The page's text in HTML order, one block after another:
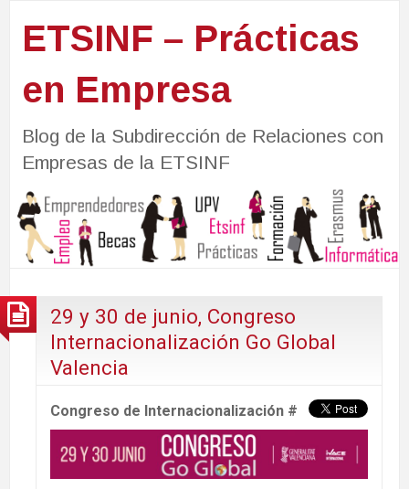
ETSINF – Prácticas
en Empresa
Blog de la Subdirección de Relaciones con
Empresas de la ETSINF
29 y 30 de junio, Congreso
Internacionalización Go Global
Valencia
Congreso de Internacionalización #